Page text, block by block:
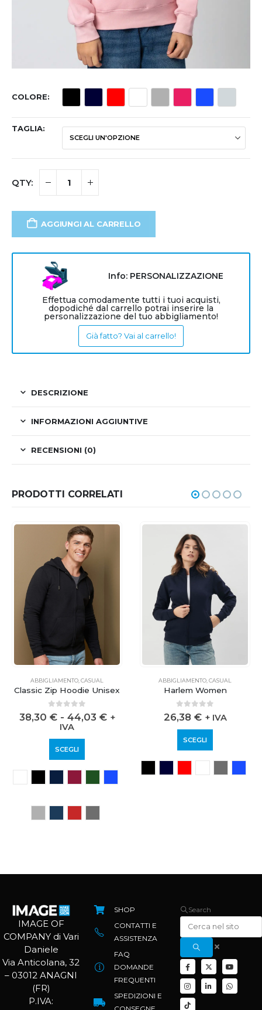
COLORE
TAGLIA
AGGIUNGI AL CARRELLO
Info: PERSONALIZZAZIONE
Effettua comodamente tutti i tuoi acquisti,
dopodiché dal carrello potrai inserire la
personalizzazione del tuo abbigliamento!
Già fatto? Vai al carrello!
DESCRIZIONE
INFORMAZIONI AGGIUNTIVE
RECENSIONI (0)
PRODOTTI CORRELATI
ABBIGLIAMENTO CASUAL
Classic Zip Hoodie Unisex
0out of 5
38,30 € - 44,03 € +
IVA
SCEGLI
ABBIGLIAMENTO CASUAL
Harlem Women
0out of 5
26,38 € + IVA
SCEGLI
IMAGE OF
COMPANY di Vari
Daniele
Via Anticolana, 32
– 03012 ANAGNI
(FR)
P.IVA:
SHOP
CONTATTI E
ASSISTENZA
FAQ
DOMANDE
FREQUENTI
SPEDIZIONI E
Search